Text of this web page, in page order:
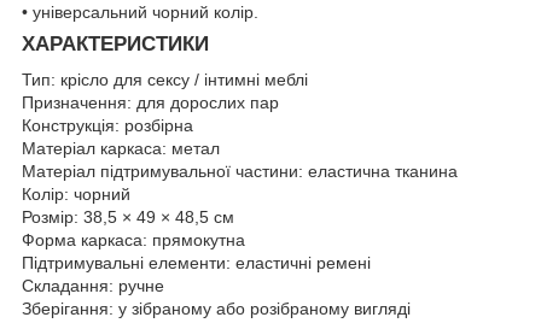
• універсальний чорний колір.
ХАРАКТЕРИСТИКИ
Тип: крісло для сексу / інтимні меблі
Призначення: для дорослих пар
Конструкція: розбірна
Матеріал каркаса: метал
Матеріал підтримувальної частини: еластична тканина
Колір: чорний
Розмір: 38,5 × 49 × 48,5 см
Форма каркаса: прямокутна
Підтримувальні елементи: еластичні ремені
Складання: ручне
Зберігання: у зібраному або розібраному вигляді